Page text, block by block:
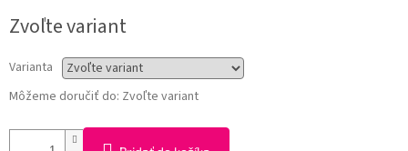
cena:
Zvoľte variant
Varianta
Môžeme doručiť do: Zvoľte variant